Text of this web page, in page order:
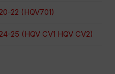
22 (HQV701)
25 (HQV CV1 HQV CV2)